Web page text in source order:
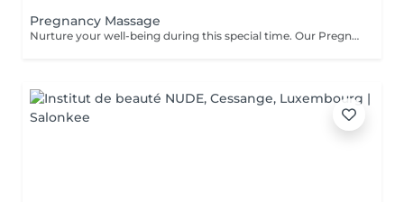
Pregnancy Massage
Nurture your well-being during this special time. Our Pregnancy Massage is a gentle, relaxing treatment designed to reduce muscle tension, improve circulation, and ease discomfort commonly experienced during pregnancy. Soft, flowing techniques and comfortable side-lying positioning provide deep relaxation without placing pressure on the abdomen. Hypoallergenic, unscented oils are used to care for sensitive skin and maintain comfort throughout the session. This massage helps relieve tension in the lower back and shoulders, reduces swelling and heaviness in the legs, improves overall circulation, and promotes a sense of ease and balance in the body. This treatment is performed only with the approval of your doctor.